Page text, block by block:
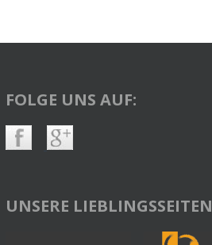
FOLGE UNS AUF:
UNSERE LIEBLINGSSEITEN